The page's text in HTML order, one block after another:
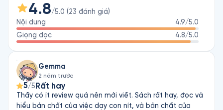
4.8/5.0 (23 đánh giá)
Nội dung
4.9/5.0
Giọng đọc
4.8/5.0
Gemma
2 năm trước
5/5 Rất hay
Thấy có ít review quá nên mới viết. Sách rất hay, đọc và
hiểu bản chất của việc dạy con nít, và bản chất của